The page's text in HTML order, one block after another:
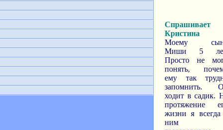
Спрашивает
Кристина
Моему
Миши 5
Просто не
понять,
ему так
запомнить.
ходит в садик.
протяжение
жизни я
ним